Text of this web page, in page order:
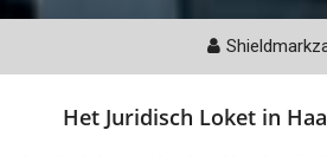
Het Juridisch Loket in